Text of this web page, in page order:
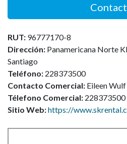
RUT: 96777170-8
Dirección: Panamericana Norte
Santiago
Teléfono: 228373500
Contacto Comercial: Eileen Wulf
Télefono Comercial: 228373500
Sitio Web:https://